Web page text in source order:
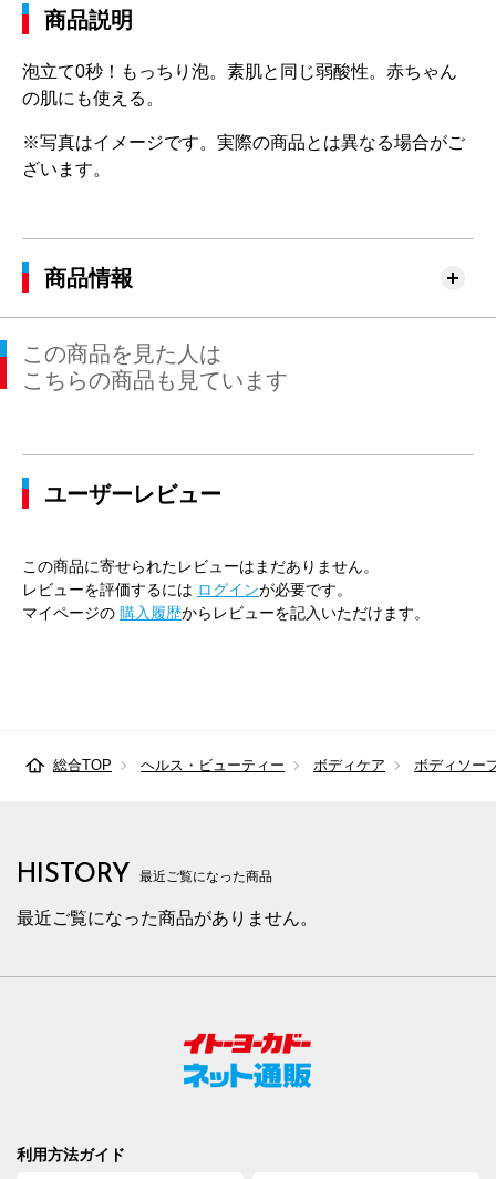
商品説明
泡立て0秒！もっちり泡。素肌と同じ弱酸性。赤ちゃん
の肌にも使える。
※写真はイメージです。実際の商品とは異なる場合がご
ざいます。
商品情報
この商品を見た人は
こちらの商品も見ています
ユーザーレビュー
この商品に寄せられたレビューはまだありません。
レビューを評価するには ログインが必要です。
マイページの 購入履歴からレビューを記入いただけます。
総合TOP ヘルス・ビューティー ボディケア ボディソー
HISTORY 最近ご覧になった商品
最近ご覧になった商品がありません。
利用方法ガイド